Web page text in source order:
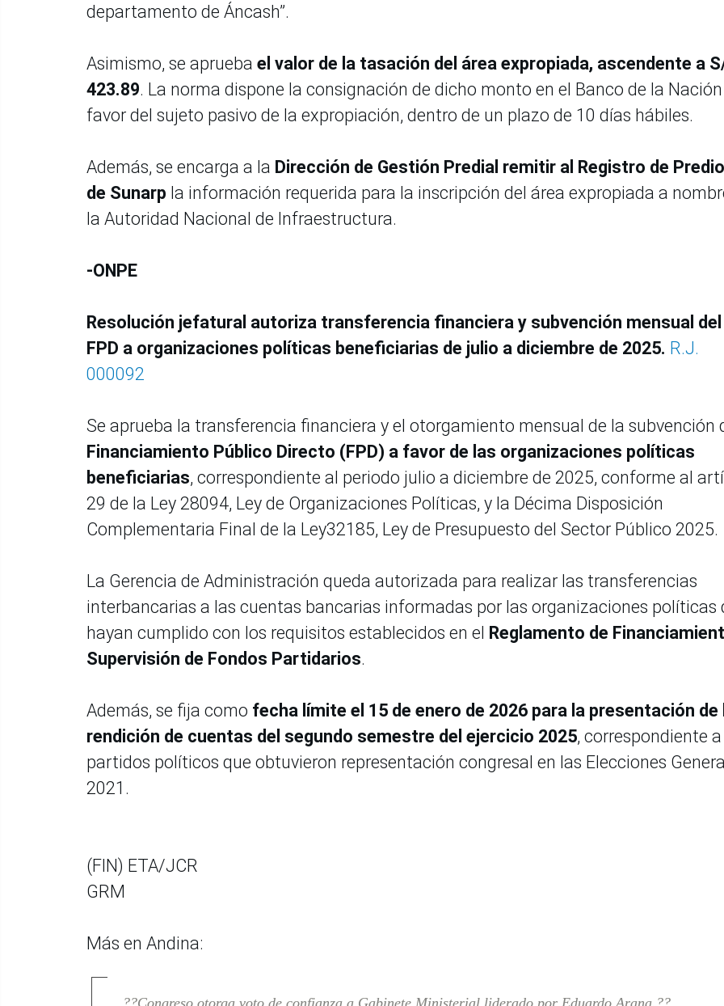
departamento de Áncash”.
Asimismo, se aprueba el valor de la tasación del área expropiada, ascendente a
423.89. La norma dispone la consignación de dicho monto en el Banco de la
favor del sujeto pasivo de la expropiación, dentro de un plazo de 10 días hábiles.
Además, se encarga a la Dirección de Gestión Predial remitir al Registro de
de Sunarp la información requerida para la inscripción del área expropiada a
la Autoridad Nacional de Infraestructura.
-ONPE
Resolución jefatural autoriza transferencia financiera y subvención mensual del
FPD a organizaciones políticas beneficiarias de julio a diciembre de 2025. R.J.
000092
Se aprueba la transferencia financiera y el otorgamiento mensual de la subvención
Financiamiento Público Directo (FPD) a favor de las organizaciones políticas
beneficiarias, correspondiente al periodo julio a diciembre de 2025, conforme al
29 de la Ley 28094, Ley de Organizaciones Políticas, y la Décima Disposición
Complementaria Final de la Ley32185, Ley de Presupuesto del Sector Público 2025.
La Gerencia de Administración queda autorizada para realizar las transferencias
interbancarias a las cuentas bancarias informadas por las organizaciones políticas
hayan cumplido con los requisitos establecidos en el Reglamento de
Supervisión de Fondos Partidarios.
Además, se fija como fecha límite el 15 de enero de 2026 para la presentación de
rendición de cuentas del segundo semestre del ejercicio 2025, correspondiente
partidos políticos que obtuvieron representación congresal en las Elecciones
2021.
(FIN) ETA/JCR
GRM
Más en Andina: